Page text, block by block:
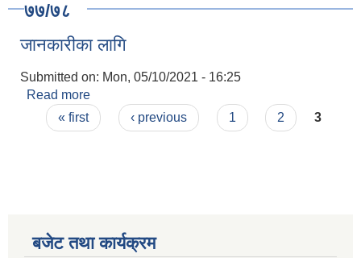
७७/७८
जानकारीका लागि
Submitted on: Mon, 05/10/2021 - 16:25
Read more
Pages
« first ‹ previous 1 2 3
बजेट तथा कार्यक्रम